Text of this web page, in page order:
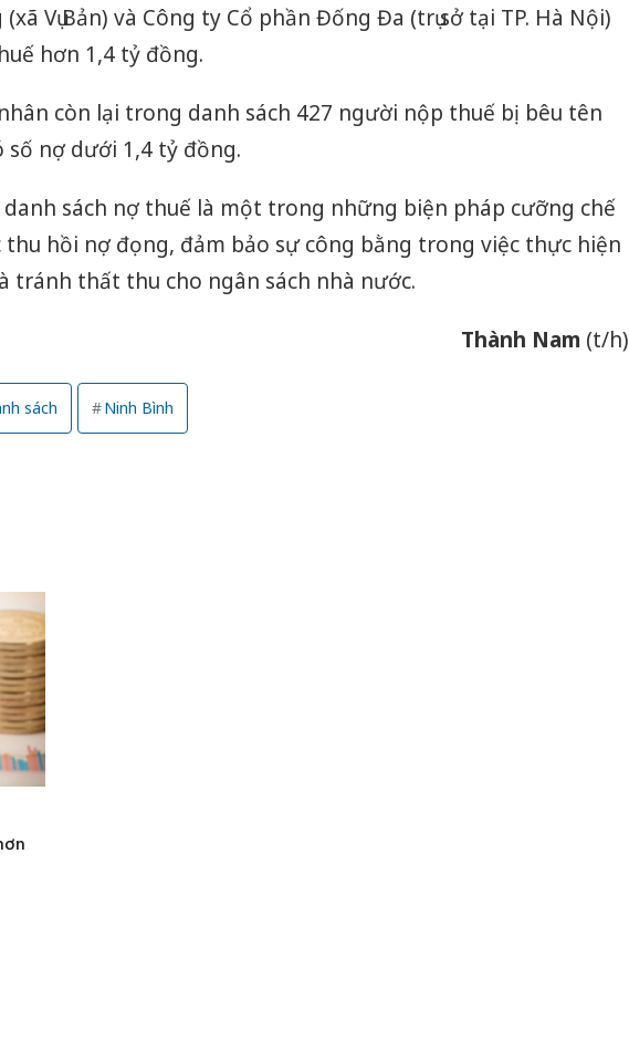
Vụ Bản) và Công ty Cổ phần Đống Đa (trụ sở tại TP. Hà Nội)
hơn 1,4 tỷ đồng.
còn lại trong danh sách 427 người nộp thuế bị bêu tên
số nợ dưới 1,4 tỷ đồng.
danh sách nợ thuế là một trong những biện pháp cưỡng chế
thu hồi nợ đọng, đảm bảo sự công bằng trong việc thực hiện
tránh thất thu cho ngân sách nhà nước.
Thành Nam (t/h)
sách Ninh Bình